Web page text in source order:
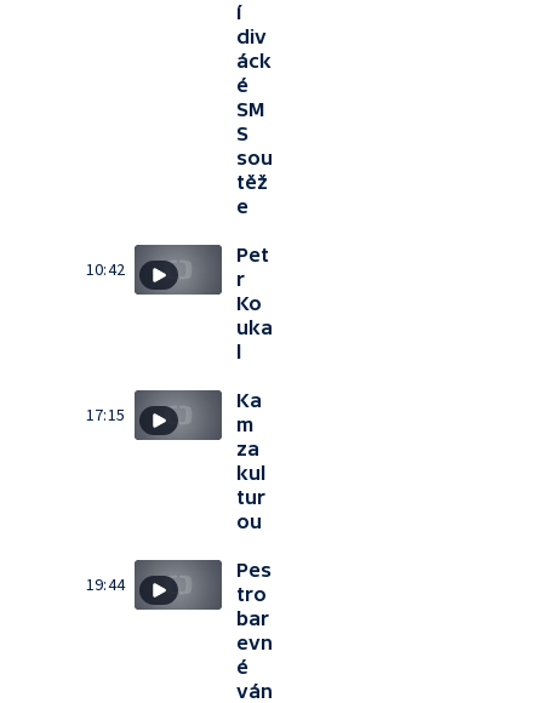
í
div
áck
é
SM
S
sou
těž
e
10:42
Pet
r
Ko
uka
l
17:15
Ka
m
za
kul
tur
ou
19:44
Pes
tro
bar
evn
é
ván